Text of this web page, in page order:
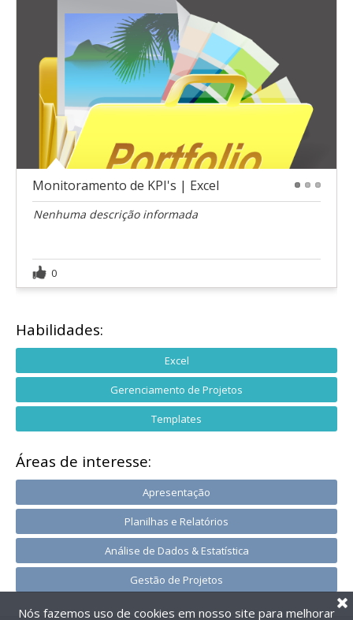
Monitoramento de KPI's | Excel
Nenhuma descrição informada
0
Habilidades:
Excel
Gerenciamento de Projetos
Templates
Áreas de interesse:
Apresentação
Planilhas e Relatórios
Análise de Dados & Estatística
Gestão de Projetos
Nós fazemos uso de cookies em nosso site para melhorar